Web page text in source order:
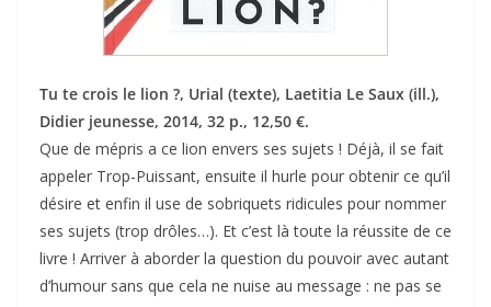
Tu te crois le lion ?, Urial (texte), Laetitia Le Saux (ill.),
Didier jeunesse, 2014, 32 p., 12,50 €.
Que de mépris a ce lion envers ses sujets ! Déjà, il se fait
appeler Trop-Puissant, ensuite il hurle pour obtenir ce qu’il
désire et enfin il use de sobriquets ridicules pour nommer
ses sujets (trop drôles…). Et c’est là toute la réussite de ce
livre ! Arriver à aborder la question du pouvoir avec autant
d’humour sans que cela ne nuise au message : ne pas se